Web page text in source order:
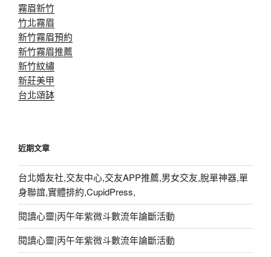
霧眉新竹
竹北霧眉
新竹霧眉預約
新竹霧眉推薦
新竹紋繡
新莊美甲
台北頌缽
近期文章
台北婚友社,交友中心,交友APP推薦,男女交友,脫單神器,單
身聯誼,實體排約,CupidPress,
閱讀心靈|丙午年紫微斗數流年論斷活動
閱讀心靈|丙午年紫微斗數流年論斷活動